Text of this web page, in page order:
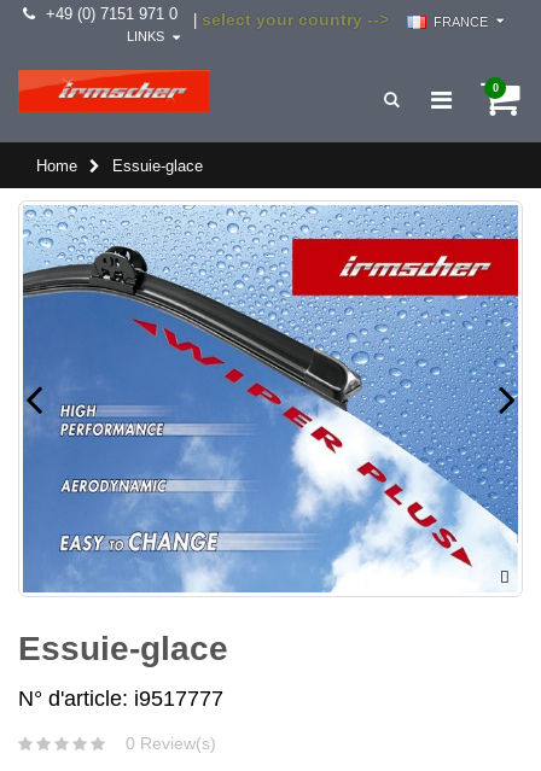
+49 (0) 7151 971 0 select your country -->
FRANCE
LINKS
0
Home Essuie-glace
Essuie-glace
N° d'article: i9517777
0 Review(s)